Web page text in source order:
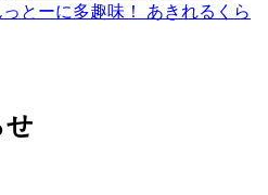
とーに多趣味！ あきれるくら
せ